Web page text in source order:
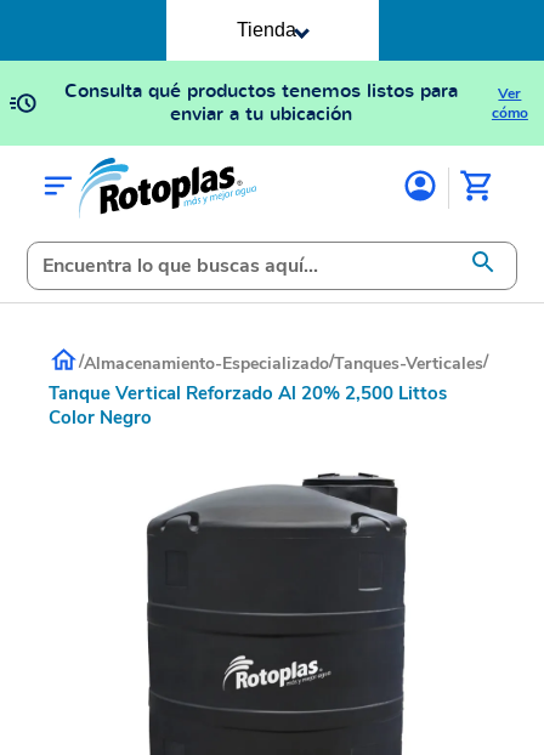
Tienda
Consulta qué productos tenemos listos para
enviar a tu ubicación
Ver
cómo
/Almacenamiento-Especializado/Tanques-Verticales/
Tanque Vertical Reforzado Al 20% 2,500 Littos
Color Negro